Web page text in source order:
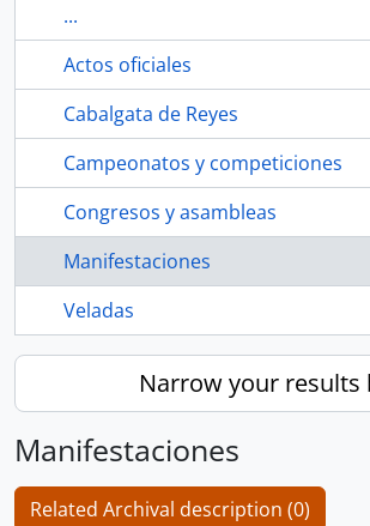
...
Actos oficiales
Cabalgata de Reyes
Campeonatos y competiciones
Congresos y asambleas
Manifestaciones
Veladas
Narrow your results
Manifestaciones
Related Archival description (0)